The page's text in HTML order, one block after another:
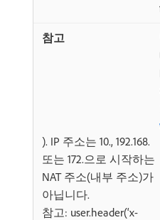
). IP 주소는 10., 192.168.
또는 172.으로 시작하는
NAT 주소(내부 주소)가
아닙니다.
참고: user.header(‘x-